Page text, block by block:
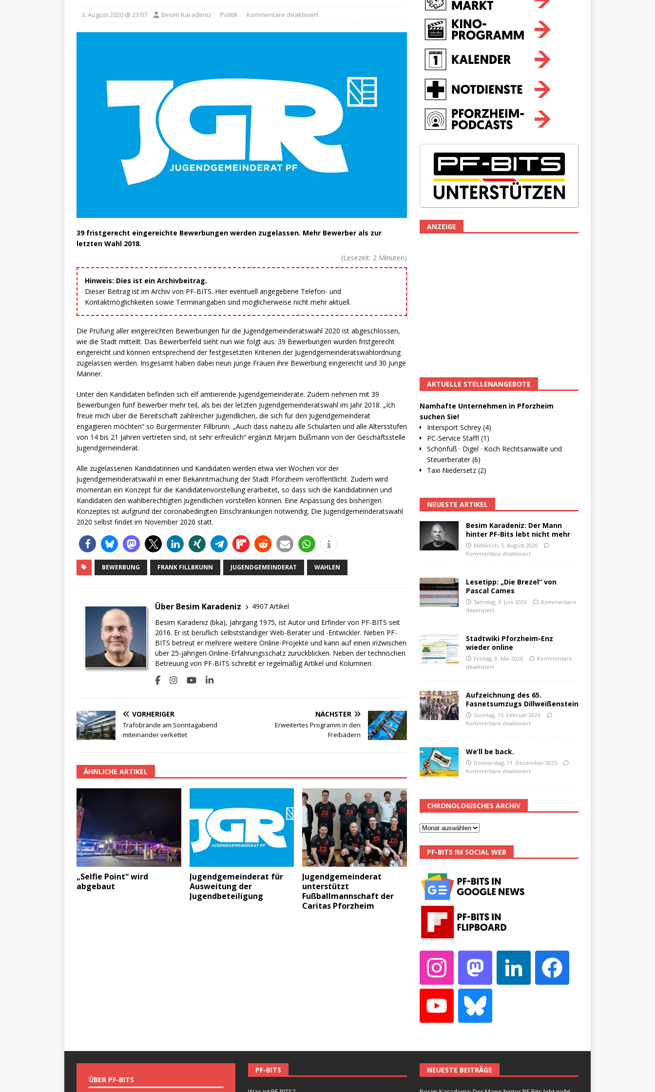
3. August 2020 @ 23:07 Besim Karadeniz Politik Kommentare deaktiviert
39 fristgerecht eingereichte Bewerbungen werden zugelassen. Mehr Bewerber als zur
letzten Wahl 2018.
(Lesezeit: 2 Minuten)
Hinweis: Dies ist ein Archivbeitrag.
Dieser Beitrag ist im Archiv von PF-BITS. Hier eventuell angegebene Telefon- und
Kontaktmöglichkeiten sowie Terminangaben sind möglicherweise nicht mehr aktuell.
Die Prüfung aller eingereichten Bewerbungen für die Jugendgemeinderatswahl 2020 ist abgeschlossen,
wie die Stadt mitteilt. Das Bewerberfeld sieht nun wie folgt aus: 39 Bewerbungen wurden fristgerecht
eingereicht und können entsprechend der festgesetzten Kriterien der Jugendgemeinderatswahlordnung
zugelassen werden. Insgesamt haben dabei neun junge Frauen ihre Bewerbung eingereicht und 30 junge
Männer.
Unter den Kandidaten befinden sich elf amtierende Jugendgemeinderäte. Zudem nehmen mit 39
Bewerbungen fünf Bewerber mehr teil, als bei der letzten Jugendgemeinderatswahl im Jahr 2018. „Ich
freue mich über die Bereitschaft zahlreicher Jugendlichen, die sich für den Jugendgemeinderat
engagieren möchten“ so Bürgermeister Fillbrunn. „Auch dass nahezu alle Schularten und alle Altersstufen
von 14 bis 21 Jahren vertreten sind, ist sehr erfreulich“ ergänzt Mirjam Bußmann von der Geschäftsstelle
Jugendgemeinderat.
Alle zugelassenen Kandidatinnen und Kandidaten werden etwa vier Wochen vor der
Jugendgemeinderatswahl in einer Bekanntmachung der Stadt Pforzheim veröffentlicht. Zudem wird
momentan ein Konzept für die Kandidatenvorstellung erarbeitet, so dass sich die Kandidatinnen und
Kandidaten den wahlberechtigten Jugendlichen vorstellen können. Eine Anpassung des bisherigen
Konzeptes ist aufgrund der coronabedingten Einschränkungen notwendig. Die Jugendgemeinderatswahl
2020 selbst findet im November 2020 statt.
BEWERBUNG FRANK FILLBRUNN JUGENDGEMEINDERAT WAHLEN
Über Besim Karadeniz
4907 Artikel
Besim Karadeniz (bka), Jahrgang 1975, ist Autor und Erfinder von PF-BITS seit
2016. Er ist beruflich selbstständiger Web-Berater und -Entwickler. Neben PF-
BITS betreut er mehrere weitere Online-Projekte und kann auf einen inzwischen
über 25-jährigen Online-Erfahrungsschatz zurückblicken. Neben der technischen
Betreuung von PF-BITS schreibt er regelmäßig Artikel und Kolumnen.
VORHERIGER
Trafobrände am Sonntagabend
miteinander verkettet
NÄCHSTER
Erweitertes Programm in den
Freibädern
ÄHNLICHE ARTIKEL
„Selfie Point“ wird
abgebaut
Jugendgemeinderat für
Ausweitung der
Jugendbeteiligung
Jugendgemeinderat
unterstützt
Fußballmannschaft der
Caritas Pforzheim
ANZEIGE
AKTUELLE STELLENANGEBOTE
Namhafte Unternehmen in Pforzheim
suchen Sie!
Intersport Schrey (4)
PC-Service Staffl (1)
Schönfuß · Digel · Koch Rechtsanwälte und
Steuerberater (6)
Taxi Niedersetz (2)
NEUESTE ARTIKEL
Besim Karadeniz: Der Mann
hinter PF-Bits lebt nicht mehr
Mittwoch, 5. August 2026
Kommentare deaktiviert
Lesetipp: „Die Brezel“ von
Pascal Cames
Samstag, 6. Juni 2026
Kommentare
deaktiviert
Stadtwiki Pforzheim-Enz
wieder online
Freitag, 8. Mai 2026
Kommentare
deaktiviert
Aufzeichnung des 65.
Fasnetsumzugs Dillweißenstein
Sonntag, 15. Februar 2026
Kommentare deaktiviert
We’ll be back.
Donnerstag, 11. Dezember 2025
Kommentare deaktiviert
CHRONOLOGISCHES ARCHIV
PF-BITS IM SOCIAL WEB
ÜBER PF-BITS
PF-BITS NEUESTE BEITRÄGE